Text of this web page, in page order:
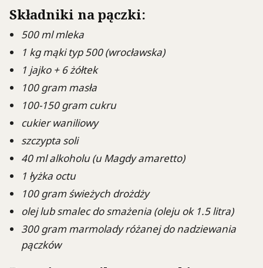
Składniki na pączki:
500 ml mleka
1 kg mąki typ 500 (wrocławska)
1 jajko + 6 żółtek
100 gram masła
100-150 gram cukru
cukier waniliowy
szczypta soli
40 ml alkoholu (u Magdy amaretto)
1 łyżka octu
100 gram świeżych drożdży
olej lub smalec do smażenia (oleju ok 1.5 litra)
300 gram marmolady różanej do nadziewania
pączków